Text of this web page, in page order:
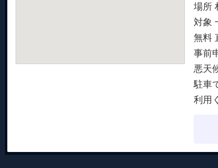
場所
対象
無料
事前
悪天
駐車
利用